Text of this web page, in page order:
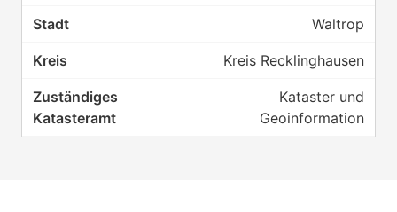
Waltrop
Kreis Recklinghausen
Kataster und
Geoinformation